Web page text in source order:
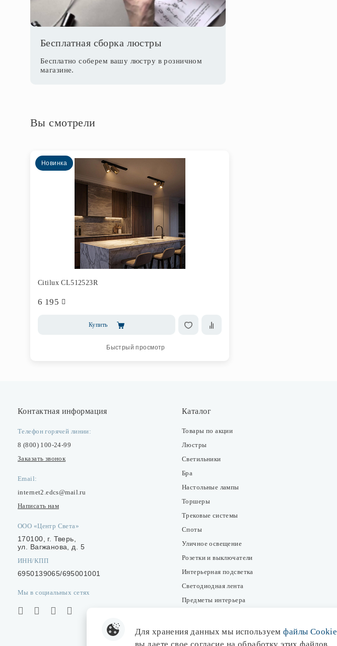
Бесплатная сборка люстры
Бесплатно соберем вашу люстру в розничном
магазине.
Вы смотрели
Новинка
Citilux CL512523R
6 195
Купить
Быстрый просмотр
Контактная информация
Телефон горячей линии:
8 (800) 100-24-99
Заказать звонок
Email:
internet2.edcs@mail.ru
Написать нам
ООО «Центр Света»
170100, г. Тверь,
ул. Вагжанова, д. 5
ИНН/КПП
6950139065/695001001
Мы в социальных сетях
Каталог
Товары по акции
Люстры
Светильники
Бра
Настольные лампы
Торшеры
Трековые системы
Споты
Уличное освещение
Розетки и выключатели
Интерьерная подсветка
Светодиодная лента
Предметы интерьера
Комплектующие
Для хранения данных мы используемфайлы Cookie